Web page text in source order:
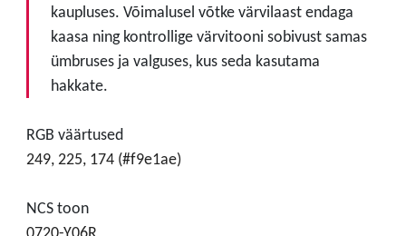
kaupluses. Võimalusel võtke värvilaast endaga
kaasa ning kontrollige värvitooni sobivust samas
ümbruses ja valguses, kus seda kasutama
hakkate.
RGB väärtused
249, 225, 174 (#f9e1ae)
NCS toon